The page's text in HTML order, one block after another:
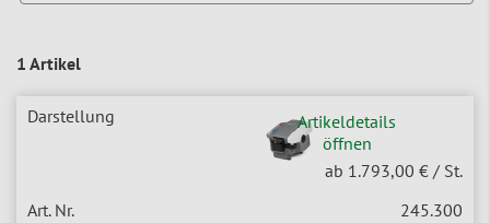
1 Artikel
Artikeldetails
öffnen
ab 1.793,00 € / St.
245.300